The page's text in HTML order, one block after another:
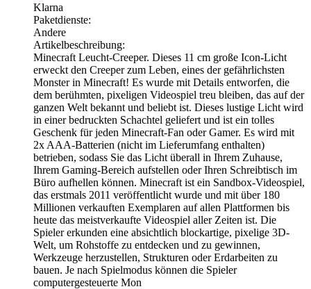
Klarna
Paketdienste:
Andere
Artikelbeschreibung:
Minecraft Leucht-Creeper. Dieses 11 cm große Icon-Licht
erweckt den Creeper zum Leben, eines der gefährlichsten
Monster in Minecraft! Es wurde mit Details entworfen, die
dem berühmten, pixeligen Videospiel treu bleiben, das auf der
ganzen Welt bekannt und beliebt ist. Dieses lustige Licht wird
in einer bedruckten Schachtel geliefert und ist ein tolles
Geschenk für jeden Minecraft-Fan oder Gamer. Es wird mit
2x AAA-Batterien (nicht im Lieferumfang enthalten)
betrieben, sodass Sie das Licht überall in Ihrem Zuhause,
Ihrem Gaming-Bereich aufstellen oder Ihren Schreibtisch im
Büro aufhellen können. Minecraft ist ein Sandbox-Videospiel,
das erstmals 2011 veröffentlicht wurde und mit über 180
Millionen verkauften Exemplaren auf allen Plattformen bis
heute das meistverkaufte Videospiel aller Zeiten ist. Die
Spieler erkunden eine absichtlich blockartige, pixelige 3D-
Welt, um Rohstoffe zu entdecken und zu gewinnen,
Werkzeuge herzustellen, Strukturen oder Erdarbeiten zu
bauen. Je nach Spielmodus können die Spieler
computergesteuerte Mon